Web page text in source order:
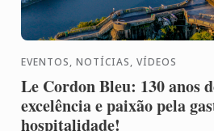
EVENTOS, NOTÍCIAS, VÍDEOS
Le Cordon Bleu: 130 anos
excelência e paixão pela
hospitalidade!